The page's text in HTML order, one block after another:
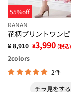
55%off
RANAN
花柄プリントワンピ
¥ 8,910 ¥3,990 (税込)
2colors
2件
チラ見をする